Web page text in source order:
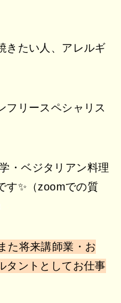
きたい人、アレルギ
フリースペシャリス
・ベジタリアン料理
す✨（zoomでの質
た将来講師業・お
タントとしてお仕事